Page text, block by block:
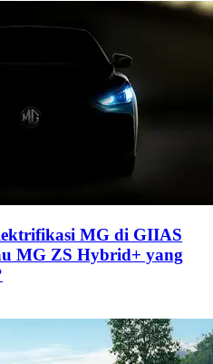
MG di GIIAS
MG ZS Hybrid+ yang